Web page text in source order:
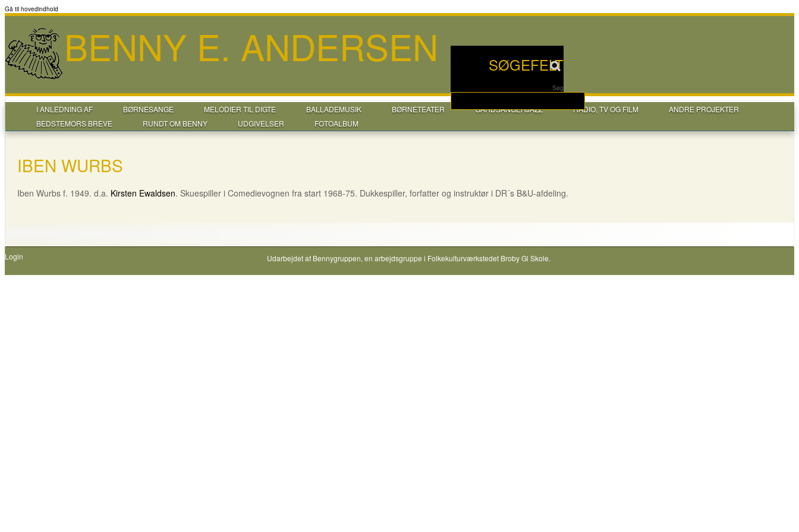
Gå til hovedindhold
SØGEFELT
Søg
BENNY E. ANDERSEN
I ANLEDNING AF BØRNESANGE MELODIER TIL DIGTE BALLADEMUSIK BØRNETEATER GÅRDSANGERJAZZ RADIO, TV OG FILM
ANDRE PROJEKTER
BEDSTEMORS BREVE
RUNDT OM BENNY UDGIVELSER FOTOALBUM
IBEN WURBS
Iben Wurbs f. 1949. d.a. Kirsten Ewaldsen. Skuespiller i Comedievognen fra start 1968-75. Dukkespiller, forfatter og instruktør i DR´s B&U-afdeling.
Login Udarbejdet af Bennygruppen, en arbejdsgruppe i Folkekulturværkstedet Broby Gl Skole.